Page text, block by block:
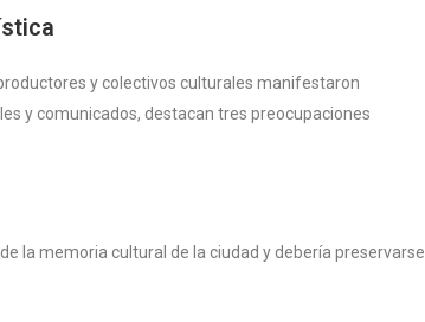
y colectivos culturales manifestaron
y comunicados, destacan tres preocupaciones
la memoria cultural de la ciudad y debería preservarse